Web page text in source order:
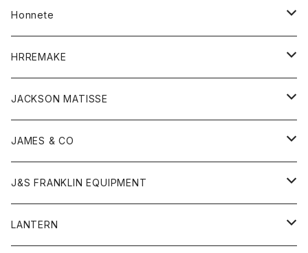
帽子
カーディガン
コート
フリース
アクセサリー
ウォレット
ストール
キッズ
Tシャツ
グッズ
アンダーウェア
靴
トップス
カーディガン
ジャケット
ボトム
オーバーオール
レディース
アウター
カーディガン
コート
キッズ
Tシャツ
ロンパース
グッズ
靴
ストール
トップス
カットソー
シャツ
ボトム
オーバーオール
レディース
Honnete
ブラウス
ワンピース
HRREMAKE
バック
キッズ
トレーナー
トップス
Gジャケット
帽子
JACKSON MATISSE
Tシャツ
帽子
JAMES & CO
ボトム
J&S FRANKLIN EQUIPMENT
アウター
LANTERN